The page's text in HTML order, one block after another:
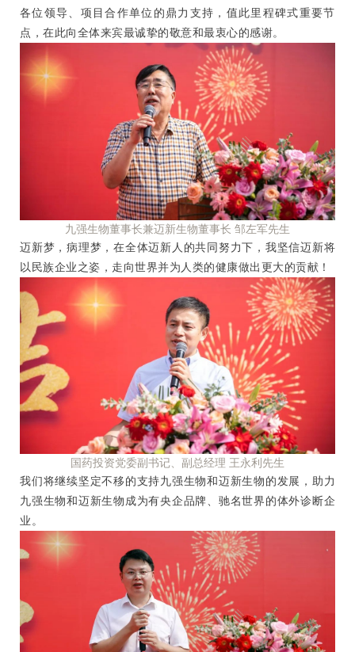
各位领导、项目合作单位的鼎力支持，值此里程碑式重要节
点，在此向全体来宾最诚挚的敬意和最衷心的感谢。
九强生物董事长兼迈新生物董事长 邹左军先生
迈新梦，病理梦，在全体迈新人的共同努力下，我坚信迈新将
以民族企业之姿，走向世界并为人类的健康做出更大的贡献！
国药投资党委副书记、副总经理 王永利先生
我们将继续坚定不移的支持九强生物和迈新生物的发展，助力
九强生物和迈新生物成为有央企品牌、驰名世界的体外诊断企
业。